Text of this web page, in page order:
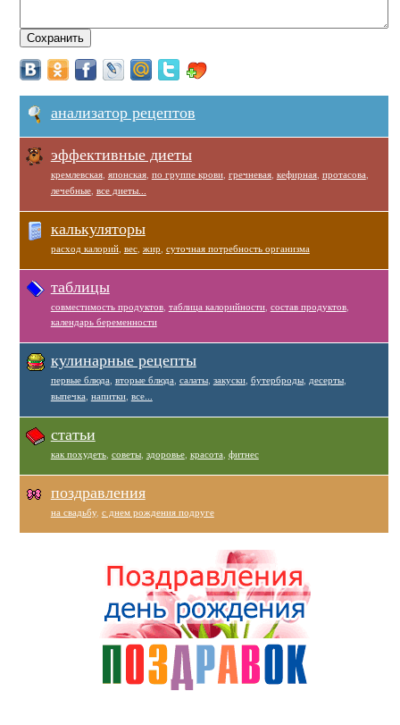
анализатор рецептов
эффективные диеты
кремлевская, японская, по группе крови, гречневая, кефирная, протасова
лечебные, все диеты...
калькуляторы
расход калорий, вес, жир суточная потребность организма
таблицы
совместимость продуктов, таблица калорийности, состав продуктов,
календарь беременности
кулинарные рецепты
первые блюда вторые блюда салаты, закуски, бутерброды, десерты,
выпечка напитки, все...
статьи
как похудеть, советы, здоровье, красота фитнес
поздравления
на свадьбу, с днем рождения подруге